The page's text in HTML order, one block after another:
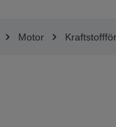
Motor